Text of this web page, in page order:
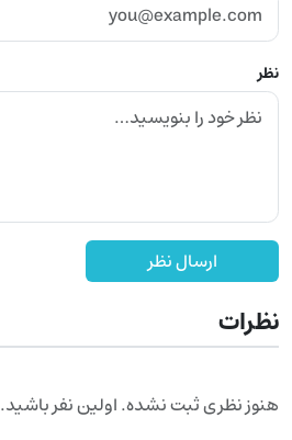
نظر
ارسال نظر
نظرات
هنوز نظری ثبت نشده. اولین نفر باشید.